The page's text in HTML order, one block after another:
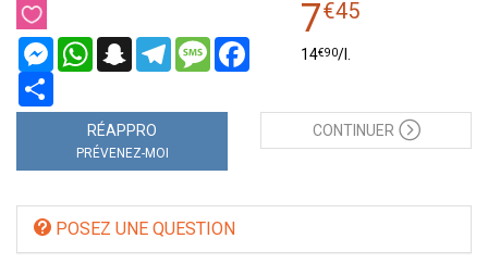
MessengerWhatsAppSnapchatTelegramMessageFacebook
7€45
14€90/
RÉAPPRO
PRÉVENEZ-MOI
CONTINUER
POSEZ UNE QUESTION